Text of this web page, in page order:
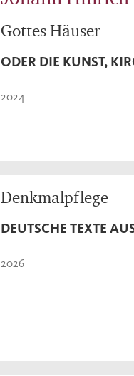
Gottes Häuser
ODER DIE KUNST,
2024
Denkmalpflege
DEUTSCHE TEXTE
2026